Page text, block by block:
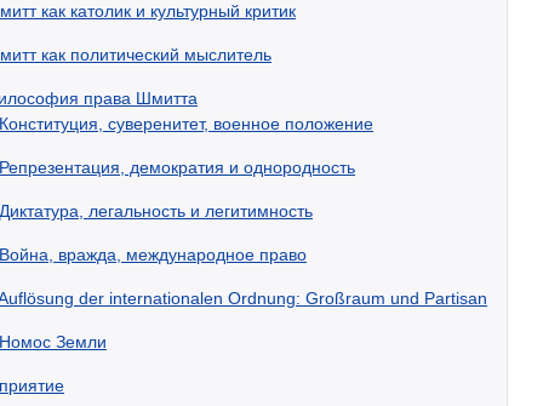
как католик и культурный критик
как политический мыслитель
права Шмитта
Конституция, суверенитет, военное положение
Репрезентация, демократия и однородность
Диктатура, легальность и легитимность
Война, вражда, международное право
der internationalen Ordnung: Großraum und Partisan
Номос Земли